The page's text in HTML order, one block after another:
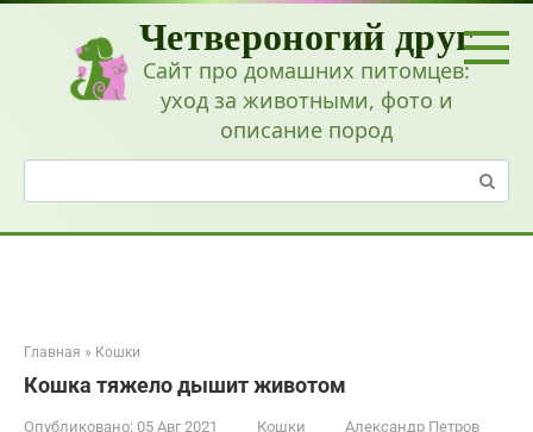
Перейти
Четвероногий друг
Сайт про домашних питомцев:
уход за животными, фото и
описание пород
Поиск:
Главная » Кошки
Кошка тяжело дышит животом
Опубликовано: 05 Авг 2021 Кошки Александр Петров